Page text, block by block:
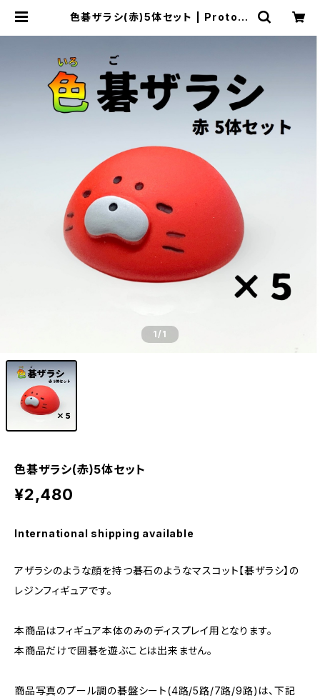
色碁ザラシ(赤)5体セット | Proto C
1/1
色碁ザラシ(赤)5体セット
¥2,480
International shipping available
アザラシのような顔を持つ碁石のようなマスコット【碁ザラシ】の
レジンフィギュアです。
本商品はフィギュア本体のみのディスプレイ用となります。
本商品だけで囲碁を遊ぶことは出来ません。
商品写真のプール調の碁盤シート(4路/5路/7路/9路)は、下記